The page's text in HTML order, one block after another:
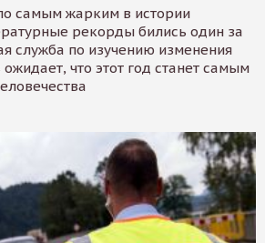
самым жарким в истории
рекорды бились один за
служба по изучению изменения
что этот год станет самым